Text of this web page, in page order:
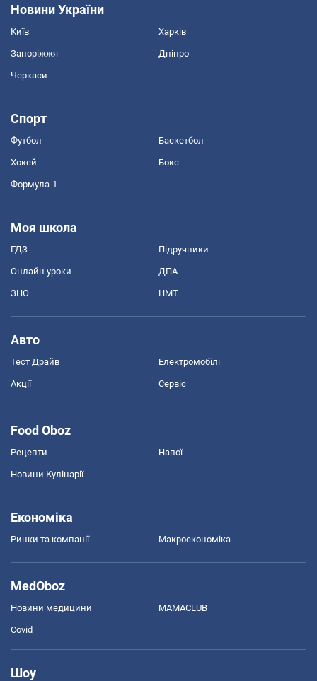
Новини України
Київ Харків
Запоріжжя Дніпро
Черкаси
Спорт
Футбол Баскетбол
Хокей Бокс
Формула-1
Моя школа
ГДЗ Підручники
Онлайн уроки ДПА
ЗНО НМТ
Авто
Тест Драйв Електромобілі
Акції Сервіс
Food Oboz
Рецепти Напої
Новини Кулінарії
Економіка
Ринки та компанії Макроекономіка
MedOboz
Новини медицини MAMACLUB
Covid
Шоу